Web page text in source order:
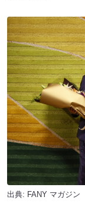
出典: FANY マガジン